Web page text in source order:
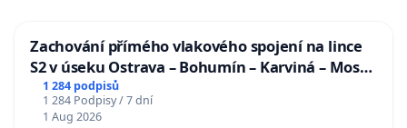
Zachování přímého vlakového spojení na lince
S2 v úseku Ostrava – Bohumín – Karviná – Mosty
u Jablunkova
1 284 podpisů
1 284 Podpisy / 7 dní
1 Aug 2026